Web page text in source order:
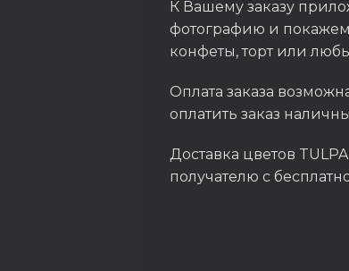
К Вашему заказу
фотографию и покажем
конфеты, торт или
Оплата заказа
оплатить заказ
Доставка цветов
получателю с